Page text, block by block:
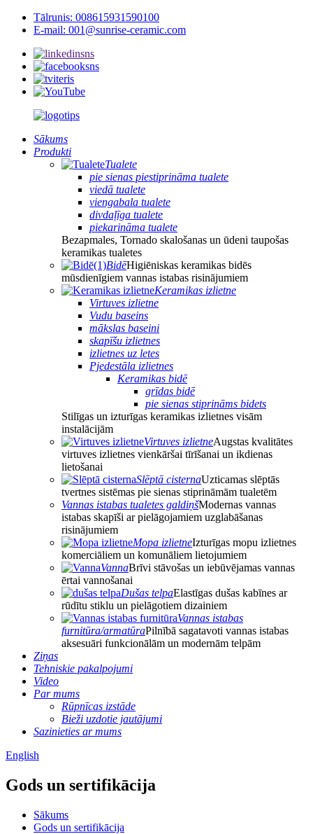
Tālrunis: 008615931590100
E-mail: 001@sunrise-ceramic.com
Sākums
Produkti
Tualete
pie sienas piestiprināma tualete
viedā tualete
viengabala tualete
divdaļīga tualete
piekarināma tualete
Bezapmales, Tornado skalošanas un ūdeni taupošas
keramikas tualetes
BidēHigiēniskas keramikas bidēs
mūsdienīgiem vannas istabas risinājumiem
Keramikas izlietne
Virtuves izlietne
Vudu baseins
mākslas baseini
skapīšu izlietnes
izlietnes uz letes
Pjedestāla izlietnes
Keramikas bidē
grīdas bidē
pie sienas stiprināms bidets
Stilīgas un izturīgas keramikas izlietnes visām
instalācijām
Virtuves izlietneAugstas kvalitātes
virtuves izlietnes vienkāršai tīrīšanai un ikdienas
lietošanai
Slēptā cisternaUzticamas slēptās
tvertnes sistēmas pie sienas stiprināmām tualetēm
Vannas istabas tualetes galdiņšModernas vannas
istabas skapīši ar pielāgojamiem uzglabāšanas
risinājumiem
Mopa izlietneIzturīgas mopu izlietnes
komerciāliem un komunāliem lietojumiem
VannaBrīvi stāvošas un iebūvējamas vannas
ērtai vannošanai
Dušas telpaElastīgas dušas kabīnes ar
rūdītu stiklu un pielāgotiem dizainiem
Vannas istabas
furnitūra/armatūraPilnībā sagatavoti vannas istabas
aksesuāri funkcionālām un modernām telpām
Ziņas
Tehniskie pakalpojumi
Video
Par mums
Rūpnīcas izstāde
Bieži uzdotie jautājumi
Sazinieties ar mums
English
Gods un sertifikācija
Sākums
Gods un sertifikācija